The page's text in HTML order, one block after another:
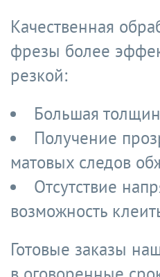
Качественная
фрезы более
резкой:
Большая
Получение
матовых следов
Отсутствие
возможность
Готовые заказы